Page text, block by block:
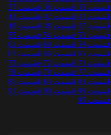
قسمت 35 قسمت 36
قسمت 37
قسمت 41 قسمت 42
قسمت 43
قسمت 47 قسمت 48
قسمت 49
قسمت 53 قسمت 54
قسمت 55
قسمت 59 قسمت 60
قسمت 61
قسمت 65 قسمت 66
قسمت 67
قسمت 71 قسمت 72
قسمت 73
قسمت 77 قسمت 78
قسمت 79
قسمت 83 قسمت 84
قسمت 85
قسمت 89 قسمت 90
قسمت 91
قسمت 95